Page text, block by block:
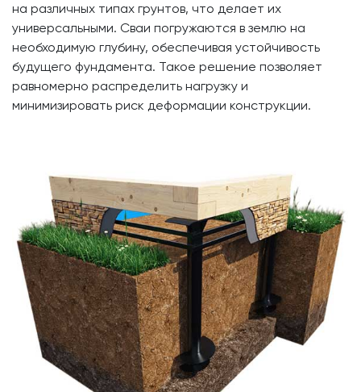
на различных типах грунтов, что делает их
универсальными. Сваи погружаются в землю на
необходимую глубину, обеспечивая устойчивость
будущего фундамента. Такое решение позволяет
равномерно распределить нагрузку и
минимизировать риск деформации конструкции.